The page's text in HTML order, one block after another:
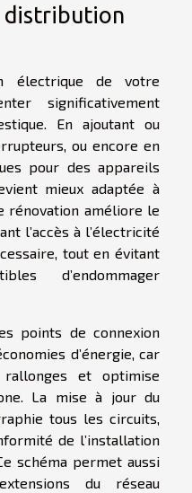
distribution
électrique de votre
significativement
En ajoutant ou
ou encore en
pour des appareils
mieux adaptée à
rénovation améliore le
l’accès à l’électricité
tout en évitant
d’endommager
points de connexion
d’énergie, car
et optimise
La mise à jour du
tous les circuits,
de l’installation
schéma permet aussi
du réseau